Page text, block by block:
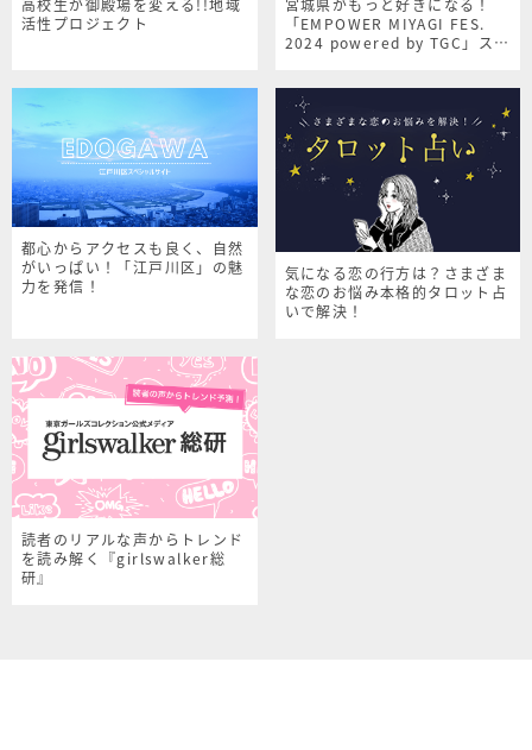
高校生が御殿場を変える!!地域
活性プロジェクト
宮城県がもっと好きになる！
「EMPOWER MIYAGI FES.
2024 powered by TGC」スペ
都心からアクセスも良く、自然
がいっぱい！「江戸川区」の魅
力を発信！
気になる恋の行方は？さまざま
な恋のお悩み本格的タロット占
いで解決！
読者のリアルな声からトレンド
を読み解く『girlswalker総
研』